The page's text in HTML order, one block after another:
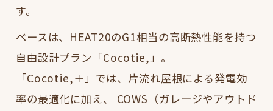
す。
ベースは、HEAT20のG1相当の高断熱性能を持つ
自由設計プラン「Cocotie,」。
「Cocotie,＋」では、片流れ屋根による発電効
率の最適化に加え、
COWS（ガレージやアウトド